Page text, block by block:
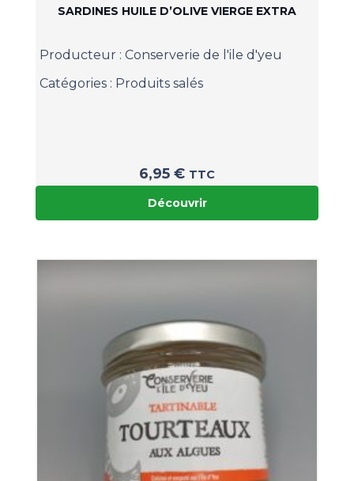
SARDINES HUILE D’OLIVE VIERGE EXTRA
Producteur : Conserverie de l'ile d'yeu
Catégories : Produits salés
6,95 € TTC
Découvrir